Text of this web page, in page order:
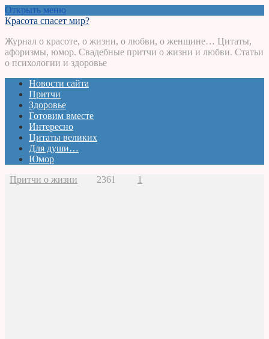
Открыть меню
Красота спасет мир?
Журнал о красоте, о жизни, о любви, о женщине… Цитаты,
афоризмы, юмор. Свадебные притчи о жизни и любви. Статьи
о психологии и здоровье
Новости сайта
Притчи
Здоровье
Готовим вместе
Интересно
Цитаты великих
Для души…
Юмор
Притчи о жизни
2361 1